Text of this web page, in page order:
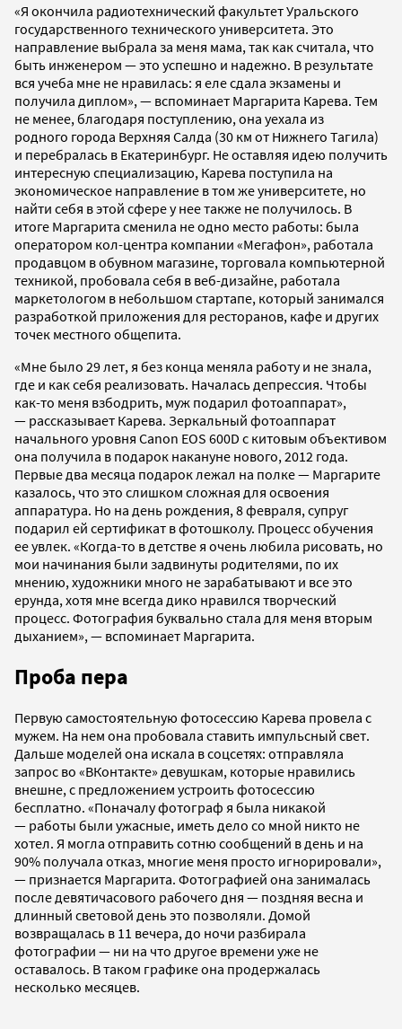
«Я окончила радиотехнический факультет Уральского
государственного технического университета. Это
направление выбрала за меня мама, так как считала, что
быть инженером — это успешно и надежно. В результате
вся учеба мне не нравилась: я еле сдала экзамены и
получила диплом», — вспоминает Маргарита Карева. Тем
не менее, благодаря поступлению, она уехала из
родного города Верхняя Салда (30 км от Нижнего Тагила)
и перебралась в Екатеринбург. Не оставляя идею получить
интересную специализацию, Карева поступила на
экономическое направление в том же университете, но
найти себя в этой сфере у нее также не получилось. В
итоге Маргарита сменила не одно место работы: была
оператором кол-центра компании «Мегафон», работала
продавцом в обувном магазине, торговала компьютерной
техникой, пробовала себя в веб-дизайне, работала
маркетологом в небольшом стартапе, который занимался
разработкой приложения для ресторанов, кафе и других
точек местного общепита.
«Мне было 29 лет, я без конца меняла работу и не знала,
где и как себя реализовать. Началась депрессия. Чтобы
как-то меня взбодрить, муж подарил фотоаппарат»,
— рассказывает Карева. Зеркальный фотоаппарат
начального уровня Canon EOS 600D с китовым объективом
она получила в подарок накануне нового, 2012 года.
Первые два месяца подарок лежал на полке — Маргарите
казалось, что это слишком сложная для освоения
аппаратура. Но на день рождения, 8 февраля, супруг
подарил ей сертификат в фотошколу. Процесс обучения
ее увлек. «Когда-то в детстве я очень любила рисовать, но
мои начинания были задвинуты родителями, по их
мнению, художники много не зарабатывают и все это
ерунда, хотя мне всегда дико нравился творческий
процесс. Фотография буквально стала для меня вторым
дыханием», — вспоминает Маргарита.
Проба пера
Первую самостоятельную фотосессию Карева провела с
мужем. На нем она пробовала ставить импульсный свет.
Дальше моделей она искала в соцсетях: отправляла
запрос во «ВКонтакте» девушкам, которые нравились
внешне, с предложением устроить фотосессию
бесплатно. «Поначалу фотограф я была никакой
— работы были ужасные, иметь дело со мной никто не
хотел. Я могла отправить сотню сообщений в день и на
90% получала отказ, многие меня просто игнорировали»,
— признается Маргарита. Фотографией она занималась
после девятичасового рабочего дня — поздняя весна и
длинный световой день это позволяли. Домой
возвращалась в 11 вечера, до ночи разбирала
фотографии — ни на что другое времени уже не
оставалось. В таком графике она продержалась
несколько месяцев.